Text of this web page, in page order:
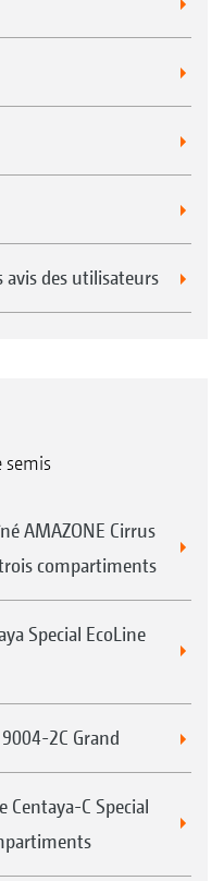
avis des utilisateurs
semis
AMAZONE Cirrus
compartiments
Special EcoLine
2C Grand
C Special